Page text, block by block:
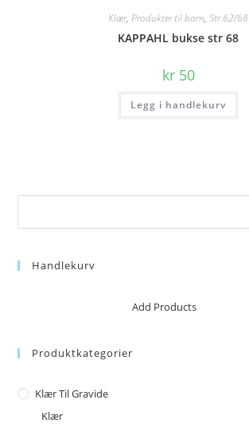
Klær, Produkter til barn, Str 62/68
KAPPAHL bukse str 68
kr50
Legg i handlekurv
Handlekurv
No products in the cart.Add Products
Produktkategorier
Klær Til Gravide
Klær